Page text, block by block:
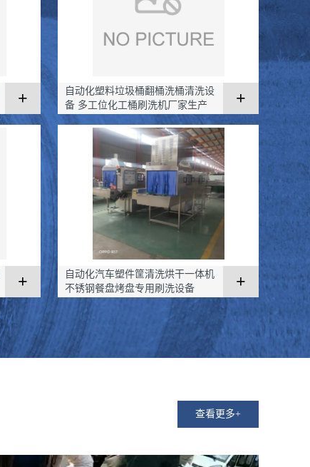
+
自动化塑料垃圾桶翻桶洗桶清洗设
备 多工位化工桶刷洗机厂家生产
+
+
自动化汽车塑件筐清洗烘干一体机
不锈钢餐盘烤盘专用刷洗设备
+
查看更多+